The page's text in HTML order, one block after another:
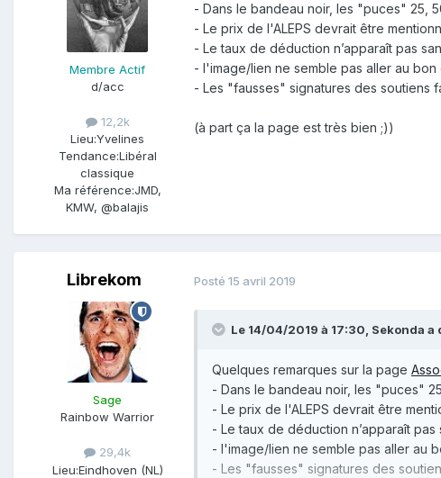
Membre Actif
d/acc
12,2k
Lieu:Yvelines
Tendance:Libéral
classique
Ma référence:JMD,
KMW, @balajis
- Dans le bandeau noir, les "puces" 25,
- Le prix de l'ALEPS devrait être
- Le taux de déduction n’apparaît pas
- l'image/lien ne semble pas aller au
- Les "fausses" signatures des soutiens
(à part ça la page est très bien ;))
Librekom
Sage
Rainbow Warrior
29,4k
Lieu:Eindhoven (NL)
Posté 15 avril 2019
Le 14/04/2019 à 17:30, Sekonda a
Quelques remarques sur la page
- Dans le bandeau noir, les "puces"
- Le prix de l'ALEPS devrait être
- Le taux de déduction n’apparaît pas
- l'image/lien ne semble pas aller au
- Les "fausses" signatures des